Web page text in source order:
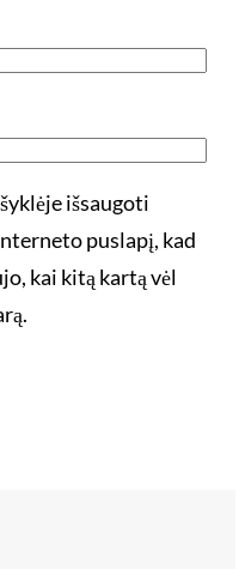
išsaugoti
puslapį, kad
kai kitą kartą vėl